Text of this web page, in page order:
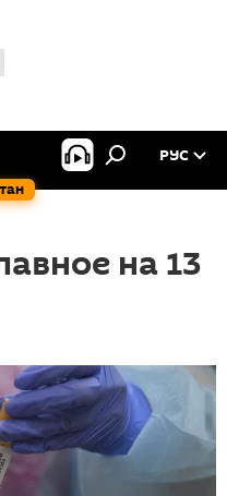
РУС
на 13